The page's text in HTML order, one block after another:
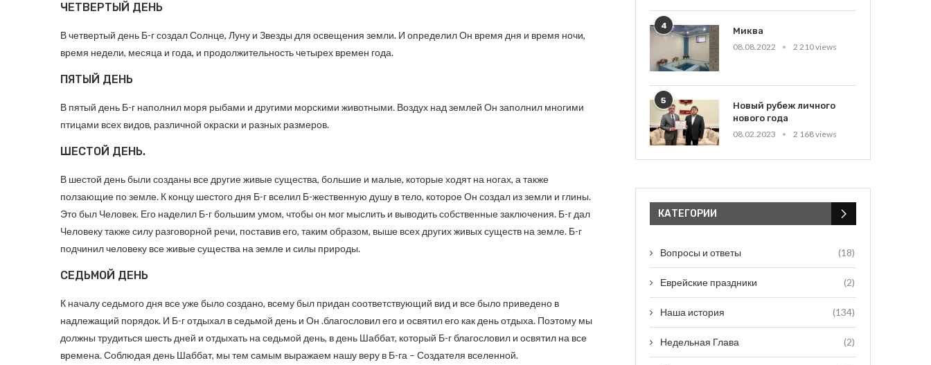
ЧЕТВЕРТЫЙ ДЕНЬ
В четвертый день Б-г создал Солнце, Луну и Звезды для освещения земли. И определил Он время дня и время ночи,
время недели, месяца и года, и продолжительность четырех времен года.
ПЯТЫЙ ДЕНЬ
В пятый день Б-г наполнил моря рыбами и другими морскими животными. Воздух над землей Он заполнил многими
птицами всех видов, различной окраски и разных размеров.
ШЕСТОЙ ДЕНЬ.
В шестой день были созданы все другие живые существа, большие и малые, которые ходят на ногах, а также
ползающие по земле. К концу шестого дня Б-г вселил Б-жественную душу в тело, которое Он создал из земли и глины.
Это был Человек. Его наделил Б-г большим умом, чтобы он мог мыслить и выводить собственные заключения. Б-г дал
Человеку также силу разговорной речи, поставив его, таким образом, выше всех других живых существ на земле. Б-г
подчинил человеку все живые существа на земле и силы природы.
СЕДЬМОЙ ДЕНЬ
К началу седьмого дня все уже было создано, всему был придан соответствующий вид и все было приведено в
надлежащий порядок. И Б-г отдыхал в седьмой день и Он .благословил его и освятил его как день отдыха. Поэтому мы
должны трудиться шесть дней и отдыхать на седьмой день, в день Шаббат, который Б-г благословил и освятил на все
времена. Соблюдая день Шаббат, мы тем самым выражаем нашу веру в Б-га – Создателя вселенной.
4
Миква
08.08.2022
2 210 views
5
Новый рубеж личного
нового года
08.02.2023
2 168 views
КАТЕГОРИИ
Вопросы и ответы (18)
Еврейские праздники (2)
Наша история (134)
Недельная Глава (2)